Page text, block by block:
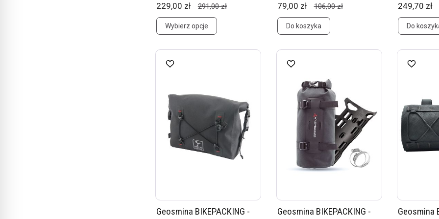
229,00 zł 291,00 zł
Wybierz opcje
79,00 zł 106,00 zł
Do koszyka
249,70 zł
Do
Geosmina BIKEPACKING -
Geosmina BIKEPACKING -
Geosmina